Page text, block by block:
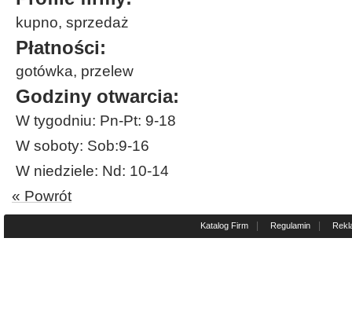
kupno, sprzedaż
Płatności:
gotówka, przelew
Godziny otwarcia:
W tygodniu: Pn-Pt: 9-18
W soboty: Sob:9-16
W niedziele: Nd: 10-14
« Powrót
Katalog Firm Regulamin